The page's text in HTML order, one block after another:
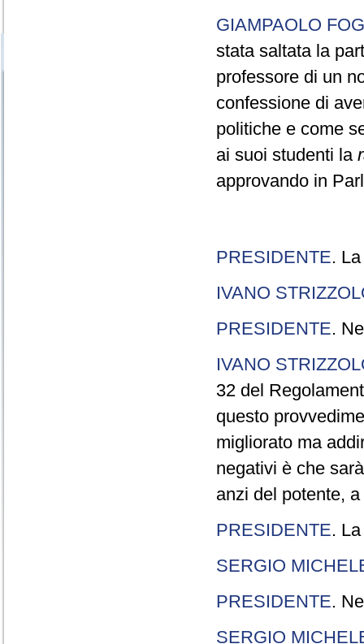
GIAMPAOLO
stata saltata la
professore di un
confessione di
politiche e come
ai suoi studenti la
approvando in
PRESIDENTE.
IVANO
PRESIDENTE.
IVANO
32 del
questo
migliorato ma
negativi è che
anzi del potente,
PRESIDENTE.
SERGIO
PRESIDENTE.
SERGIO